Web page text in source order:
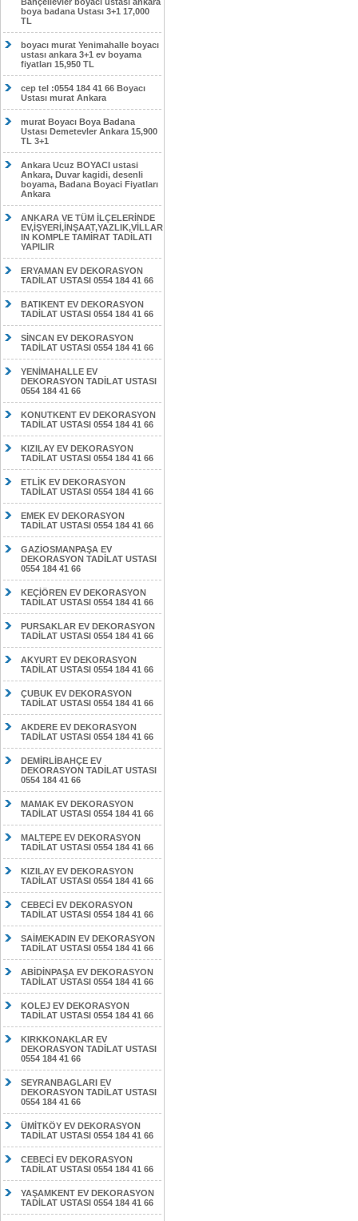
boya badana Ustası 3+1 17,000
TL
boyacı murat Yenimahalle boyacı
ustası ankara 3+1 ev boyama
fiyatları 15,950 TL
cep tel :0554 184 41 66 Boyacı
Ustası murat Ankara
murat Boyacı Boya Badana
Ustası Demetevler Ankara 15,900
TL 3+1
Ankara Ucuz BOYACI ustasi
Ankara, Duvar kagidi, desenli
boyama, Badana Boyaci Fiyatları
Ankara
ANKARA VE TÜM İLÇELERİNDE
EV,İŞYERİ,İNŞAAT,YAZLIK,VİLLAR
IN KOMPLE TAMİRAT TADİLATI
YAPILIR
ERYAMAN EV DEKORASYON
TADİLAT USTASI 0554 184 41 66
BATIKENT EV DEKORASYON
TADİLAT USTASI 0554 184 41 66
SİNCAN EV DEKORASYON
TADİLAT USTASI 0554 184 41 66
YENİMAHALLE EV
DEKORASYON TADİLAT USTASI
0554 184 41 66
KONUTKENT EV DEKORASYON
TADİLAT USTASI 0554 184 41 66
KIZILAY EV DEKORASYON
TADİLAT USTASI 0554 184 41 66
ETLİK EV DEKORASYON
TADİLAT USTASI 0554 184 41 66
EMEK EV DEKORASYON
TADİLAT USTASI 0554 184 41 66
GAZİOSMANPAŞA EV
DEKORASYON TADİLAT USTASI
0554 184 41 66
KEÇİÖREN EV DEKORASYON
TADİLAT USTASI 0554 184 41 66
PURSAKLAR EV DEKORASYON
TADİLAT USTASI 0554 184 41 66
AKYURT EV DEKORASYON
TADİLAT USTASI 0554 184 41 66
ÇUBUK EV DEKORASYON
TADİLAT USTASI 0554 184 41 66
AKDERE EV DEKORASYON
TADİLAT USTASI 0554 184 41 66
DEMİRLİBAHÇE EV
DEKORASYON TADİLAT USTASI
0554 184 41 66
MAMAK EV DEKORASYON
TADİLAT USTASI 0554 184 41 66
MALTEPE EV DEKORASYON
TADİLAT USTASI 0554 184 41 66
KIZILAY EV DEKORASYON
TADİLAT USTASI 0554 184 41 66
CEBECİ EV DEKORASYON
TADİLAT USTASI 0554 184 41 66
SAİMEKADIN EV DEKORASYON
TADİLAT USTASI 0554 184 41 66
ABİDİNPAŞA EV DEKORASYON
TADİLAT USTASI 0554 184 41 66
KOLEJ EV DEKORASYON
TADİLAT USTASI 0554 184 41 66
KIRKKONAKLAR EV
DEKORASYON TADİLAT USTASI
0554 184 41 66
SEYRANBAGLARI EV
DEKORASYON TADİLAT USTASI
0554 184 41 66
ÜMİTKÖY EV DEKORASYON
TADİLAT USTASI 0554 184 41 66
CEBECİ EV DEKORASYON
TADİLAT USTASI 0554 184 41 66
YAŞAMKENT EV DEKORASYON
TADİLAT USTASI 0554 184 41 66